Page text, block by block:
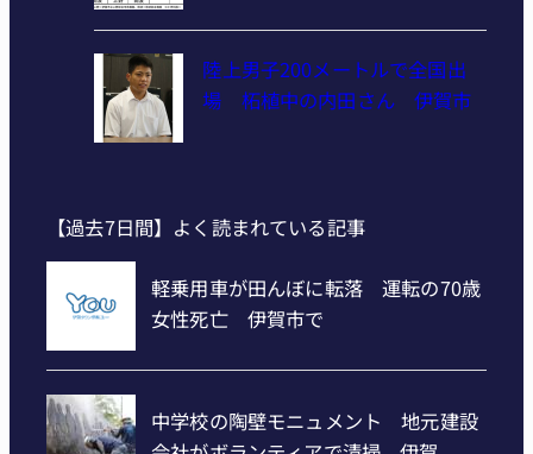
陸上男子200メートルで全国出
場 柘植中の内田さん 伊賀市
【過去7日間】よく読まれている記事